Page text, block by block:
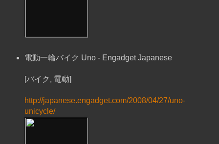
電動一輪バイク Uno - Engadget Japanese
[バイク, 電動]
http://japanese.engadget.com/2008/04/27/uno-
unicycle/